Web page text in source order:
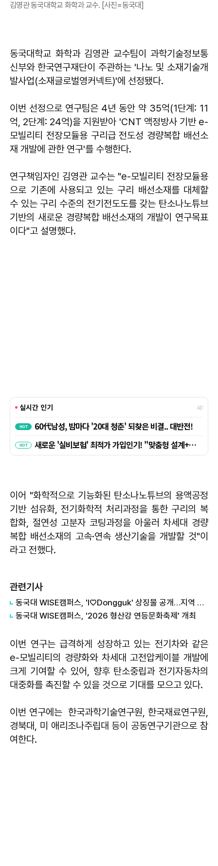
김영관 동국대학교 화학과 교수. [사진=동국대]
동국대학교 화학과 김영관 교수팀이 과학기술정보통
신부와 한국연구재단이 주관하는 '나노 및 소재기술개
발사업(소재글로벌영커넥트)'에 선정됐다.
이번 선정으로 연구팀은 4년 동안 약 35억(1단계: 11
억, 2단계: 24억)을 지원받아 'CNT 액정방사 기반 e-
모빌리티 전장모듈용 구리급 전도성 경량복합 배선소
재 개발에 관한 연구'를 수행한다.
연구책임자인 김영관 교수는 "e-모빌리티 전장모듈용
으로 기존에 사용되고 있는 구리 배선소재를 대체할
수 있는 구리 수준의 전기전도도를 갖는 탄소나노튜브
기반의 새로운 경량복합 배선소재의 개발이 연구목표
이다"고 설명했다.
이어 "화학적으로 기능화된 탄소나노튜브의 용액공정
기반 섬유화, 전기화학적 처리과정을 통한 구리의 복
합화, 절연성 고분자 코팅과정을 아울러 차세대 경량
복합 배선소재의 고속·연속 생산기술을 개발할 것"이
라고 전했다.
관련기사
동국대 WISE캠퍼스, 'I♡Dongguk' 상징물 공개…지역 상생 랜드마크 조성
동국대 WISE캠퍼스, '2026 형산강 연등문화축제' 개최
이번 연구는 급격하게 성장하고 있는 전기차와 같은
e-모빌리티의 경량화와 차세대 고전압케이블 개발에
크게 기여할 수 있어, 향후 탄소중립과 전기자동차의
대중화를 촉진할 수 있을 것으로 기대를 모으고 있다.
이번 연구에는 한국과학기술연구원, 한국재료연구원,
경북대, 미 애리조나주립대 등이 공동연구기관으로 참
여한다.